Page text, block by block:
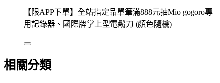
【限APP下單】全站指定品單筆滿888元抽Mio gogoro專
用記錄器、國際牌掌上型電鬍刀 (顏色隨機)
相關分類